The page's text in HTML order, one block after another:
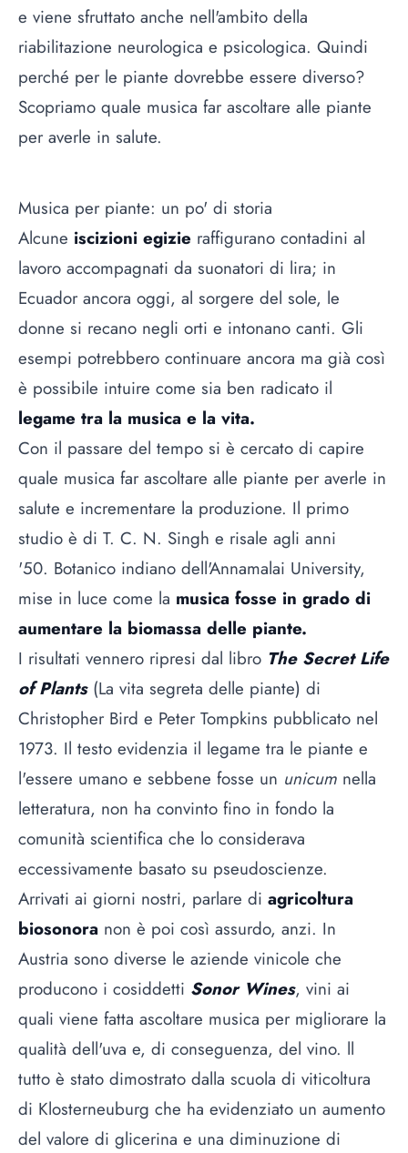
e viene sfruttato anche nell'ambito della
riabilitazione neurologica e psicologica. Quindi
perché per le piante dovrebbe essere diverso?
Scopriamo quale musica far ascoltare alle piante
per averle in salute.
Musica per piante: un po' di storia
Alcune iscizioni egizie raffigurano contadini al
lavoro accompagnati da suonatori di lira; in
Ecuador ancora oggi, al sorgere del sole, le
donne si recano negli orti e intonano canti. Gli
esempi potrebbero continuare ancora ma già così
è possibile intuire come sia ben radicato il
legame tra la musica e la vita.
Con il passare del tempo si è cercato di capire
quale musica far ascoltare alle piante per averle in
salute e incrementare la produzione. Il primo
studio è di T. C. N. Singh e risale agli anni
'50. Botanico indiano dell'Annamalai University,
mise in luce come la musica fosse in grado di
aumentare la biomassa delle piante.
I risultati vennero ripresi dal libro The Secret Life
of Plants (La vita segreta delle piante) di
Christopher Bird e Peter Tompkins pubblicato nel
1973. Il testo evidenzia il legame tra le piante e
l'essere umano e sebbene fosse un unicum nella
letteratura, non ha convinto fino in fondo la
comunità scientifica che lo considerava
eccessivamente basato su pseudoscienze.
Arrivati ai giorni nostri, parlare di agricoltura
biosonora non è poi così assurdo, anzi. In
Austria sono diverse le aziende vinicole che
producono i cosiddetti Sonor Wines, vini ai
quali viene fatta ascoltare musica per migliorare la
qualità dell'uva e, di conseguenza, del vino. ll
tutto è stato dimostrato dalla scuola di viticoltura
di Klosterneuburg che ha evidenziato un aumento
del valore di glicerina e una diminuzione di